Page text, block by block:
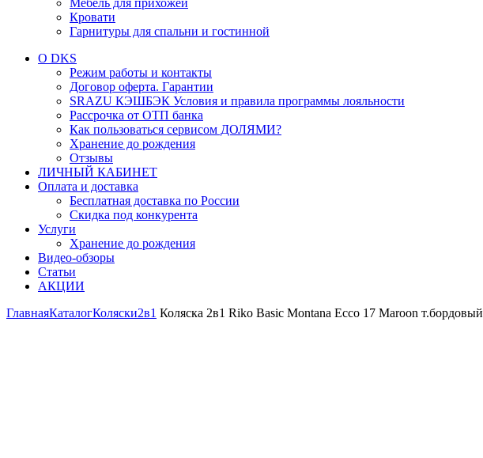
Мебель для прихожей
Кровати
Гарнитуры для спальни и гостинной
О DKS
Режим работы и контакты
Договор оферта. Гарантии
SRAZU КЭШБЭК Условия и правила программы лояльности
Рассрочка от ОТП банка
Как пользоваться сервисом ДОЛЯМИ?
Хранение до рождения
Отзывы
ЛИЧНЫЙ КАБИНЕТ
Оплата и доставка
Бесплатная доставка по России
Скидка под конкурента
Услуги
Хранение до рождения
Видео-обзоры
Статьи
АКЦИИ
ГлавнаяКаталогКоляски2в1 Коляска 2в1 Riko Basic Montana Ecco 17 Maroon т.бордовый